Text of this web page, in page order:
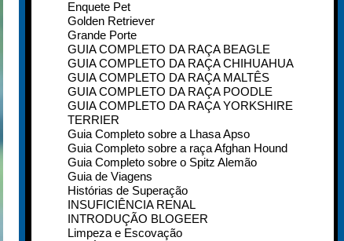
Enquete Pet
Golden Retriever
Grande Porte
GUIA COMPLETO DA RAÇA BEAGLE
GUIA COMPLETO DA RAÇA CHIHUAHUA
GUIA COMPLETO DA RAÇA MALTÊS
GUIA COMPLETO DA RAÇA POODLE
GUIA COMPLETO DA RAÇA YORKSHIRE
TERRIER
Guia Completo sobre a Lhasa Apso
Guia Completo sobre a raça Afghan Hound
Guia Completo sobre o Spitz Alemão
Guia de Viagens
Histórias de Superação
INSUFICIÊNCIA RENAL
INTRODUÇÃO BLOGEER
Limpeza e Escovação